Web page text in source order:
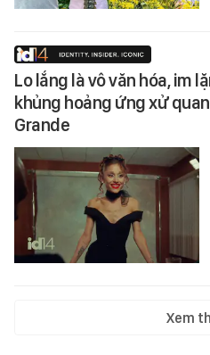
Lo lắng là vô văn hóa, im
khủng hoảng ứng xử
Grande
Xem